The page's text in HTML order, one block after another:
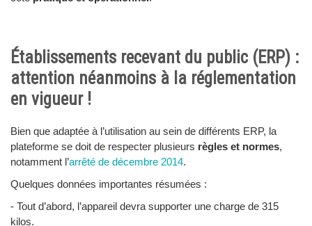
Établissements recevant du public (ERP) :
attention néanmoins à la réglementation
en vigueur !
Bien que adaptée à l’utilisation au sein de différents ERP, la
plateforme se doit de respecter plusieurs règles et normes,
notamment l’arrêté de décembre 2014.
Quelques données importantes résumées :
- Tout d’abord, l’appareil devra supporter une charge de 315
kilos.